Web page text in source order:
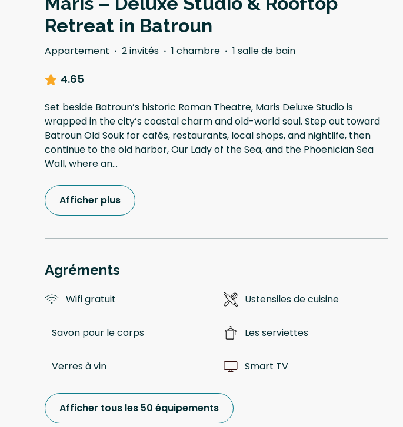
Retreat in Batroun
Appartement · 2 invités · 1 chambre · 1 salle de bain
4.65
Set beside Batroun’s historic Roman Theatre, Maris Deluxe Studio is
wrapped in the city’s coastal charm and old-world soul. Step out toward
Batroun Old Souk for cafés, restaurants, local shops, and nightlife, then
continue to the old harbor, Our Lady of the Sea, and the Phoenician Sea
Wall, where an...
Afficher plus
Agréments
Wifi gratuit Ustensiles de cuisine
Savon pour le corps Les serviettes
Verres à vin Smart TV
Afficher tous les 50 équipements